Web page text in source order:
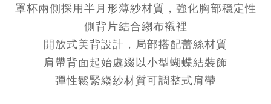
罩杯兩側採用半月形薄紗材質，強化胸部穩定性
側背片結合縐布襯裡
開放式美背設計，局部搭配蕾絲材質
肩帶背面起始處綴以小型蝴蝶結裝飾
彈性鬆緊縐紗材質可調整式肩帶